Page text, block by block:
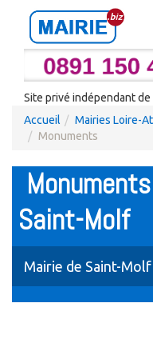
Site privé indépendant
Accueil
Mairies Loire-
Monuments
Saint-Molf
Mairie de Saint-Molf